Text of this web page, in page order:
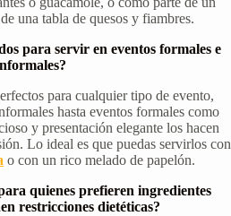
una tabla de quesos y fiambres.
para servir en eventos formales e
para cualquier tipo de evento,
hasta eventos formales como
y presentación elegante los hacen
Lo ideal es que puedas servirlos con
o con un rico melado de papelón.
quienes prefieren ingredientes
restricciones dietéticas?